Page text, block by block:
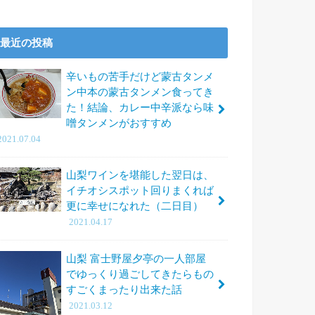
最近の投稿
辛いもの苦手だけど蒙古タンメ
ン中本の蒙古タンメン食ってき
た！結論、カレー中辛派なら味
噌タンメンがおすすめ
山梨ワインを堪能した翌日は、
イチオシスポット回りまくれば
更に幸せになれた（二日目）
2021.04.17
山梨 富士野屋夕亭の一人部屋
でゆっくり過ごしてきたらもの
すごくまったり出来た話
2021.03.12